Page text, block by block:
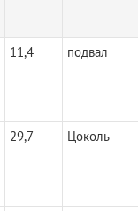
11,4 подвал
29,7 Цоколь